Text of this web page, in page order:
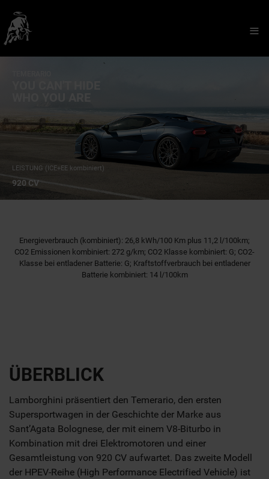
≡
LEISTUNG (ICE+EE kombiniert)
920 CV
Energieverbrauch (kombiniert): 26,8 kWh/100 Km plus 11,2 l/100km;
CO2 Emissionen kombiniert: 272 g/km; CO2 Klasse kombiniert: G; CO2-
Klasse bei entladener Batterie: G; Kraftstoffverbrauch bei entladener
Batterie kombiniert: 14 l/100km
ÜBERBLICK
Lamborghini präsentiert den Temerario, den ersten
Supersportwagen in der Geschichte der Marke aus
Sant’Agata Bolognese, der mit einem V8-Biturbo in
Kombination mit drei Elektromotoren und einer
Gesamtleistung von 920 CV aufwartet. Das zweite Modell
der HPEV-Reihe (High Performance Electrified Vehicle) ist